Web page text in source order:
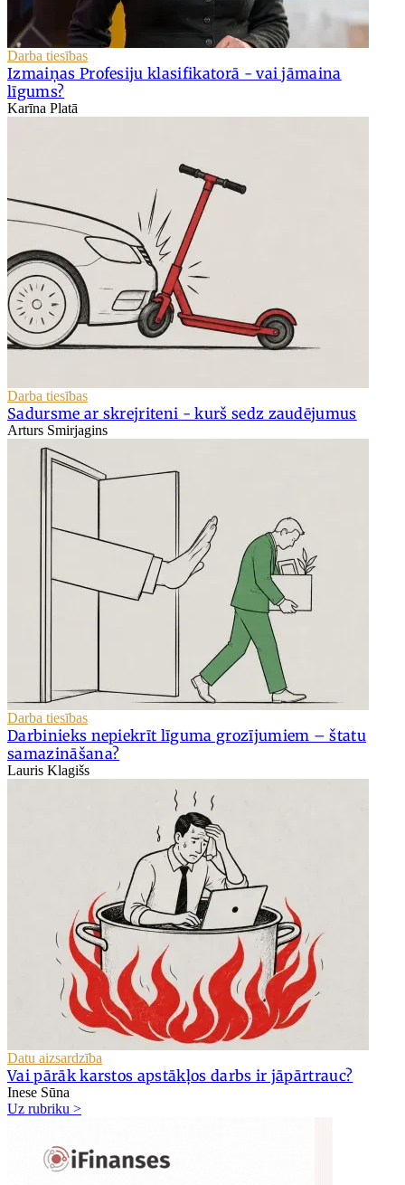
Darba tiesības
Izmaiņas Profesiju klasifikatorā - vai jāmaina
līgums?
Karīna Platā
Darba tiesības
Sadursme ar skrejriteni - kurš sedz zaudējumus
Arturs Smirjagins
Darba tiesības
Darbinieks nepiekrīt līguma grozījumiem – štatu
samazināšana?
Lauris Klagišs
Datu aizsardzība
Vai pārāk karstos apstākļos darbs ir jāpārtrauc?
Inese Sūna
Uz rubriku >